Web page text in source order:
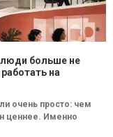
люди больше не
на
очень просто: чем
ценнее. Именно